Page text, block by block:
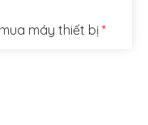
máy thiết bị*